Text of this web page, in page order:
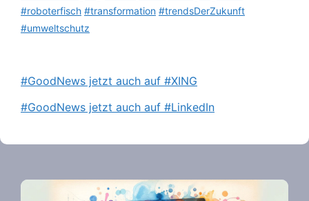
#roboterfisch #transformation #trendsDerZukunft
#umweltschutz
#GoodNews jetzt auch auf #XING
#GoodNews jetzt auch auf #LinkedIn